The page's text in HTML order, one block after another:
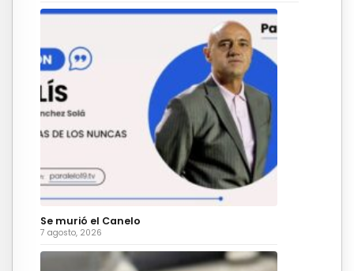
Se murió el Canelo
7 agosto, 2026